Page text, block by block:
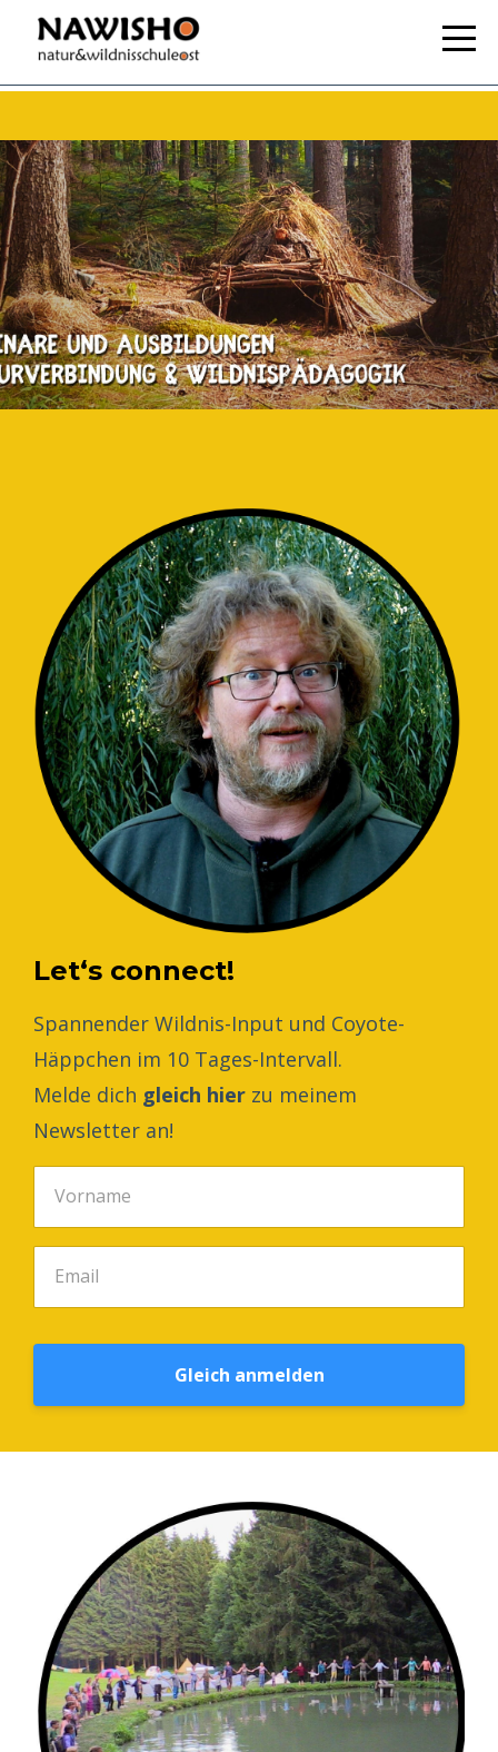
Let‘s connect!
Spannender Wildnis-Input und Coyote-
Häppchen im 10 Tages-Intervall.
Melde dich gleich hier zu meinem
Newsletter an!
Gleich anmelden